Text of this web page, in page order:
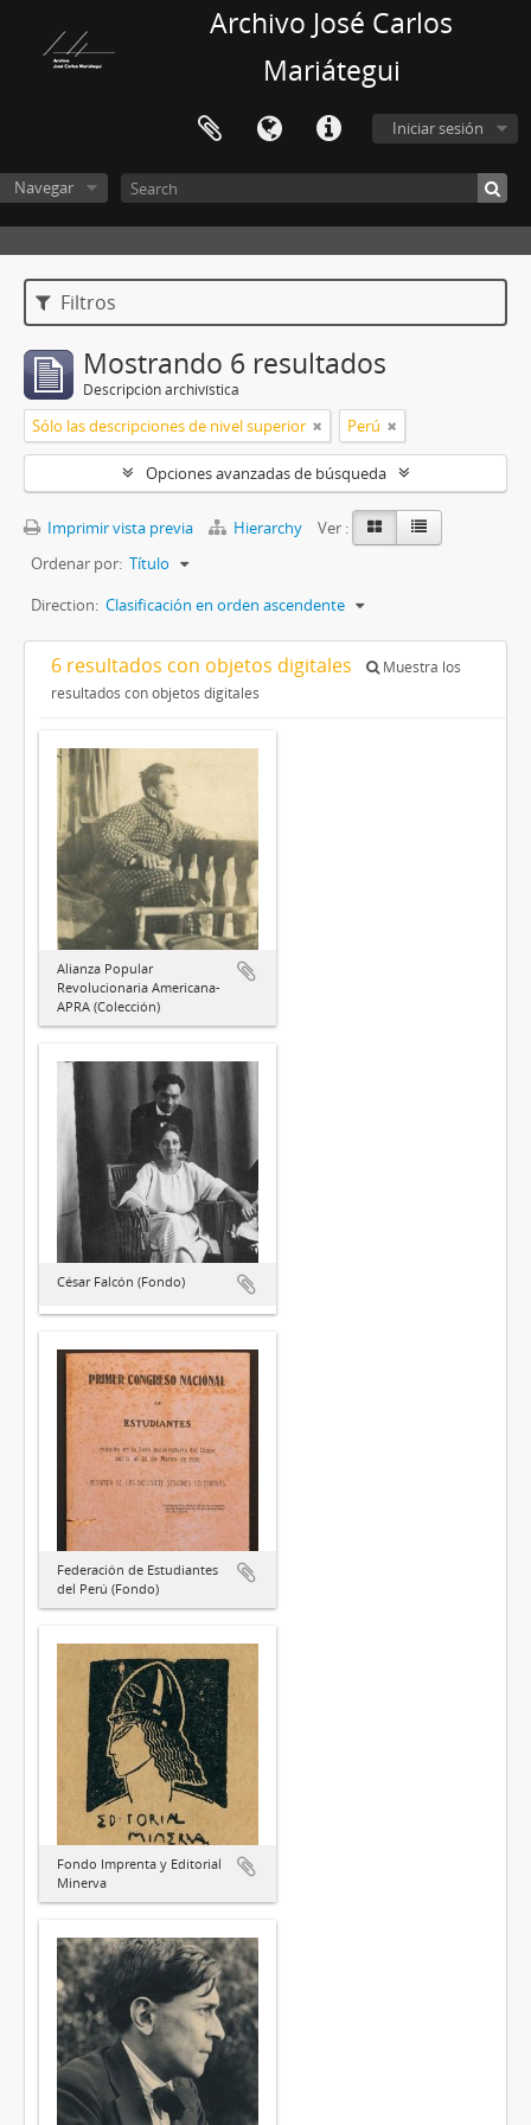
Archivo José Carlos
Mariátegui
Iniciar sesión
Navegar
Filtros
Mostrando 6 resultados
Descripción archivística
Sólo las descripciones de nivel superior Perú
Opciones avanzadas de búsqueda
Imprimir vista previa Hierarchy
Ver :
Ordenar por: Título
Direction: Clasificación en orden ascendente
6 resultados con objetos digitales
Muestra los
resultados con objetos digitales
Alianza Popular
Revolucionaria Americana-
APRA (Colección)
César Falcón (Fondo)
Federación de Estudiantes
del Perú (Fondo)
Fondo Imprenta y Editorial
Minerva